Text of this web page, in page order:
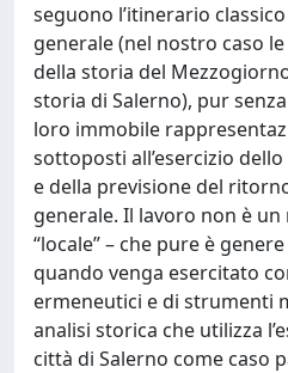
seguono l’itinerario
generale (nel nostro caso
della storia del
storia di Salerno), pur
loro immobile
sottoposti all’esercizio
e della previsione del
generale. Il lavoro non è
“locale” – che pure è
quando venga esercitato
ermeneutici e di strumenti
analisi storica che utilizza
città di Salerno come caso